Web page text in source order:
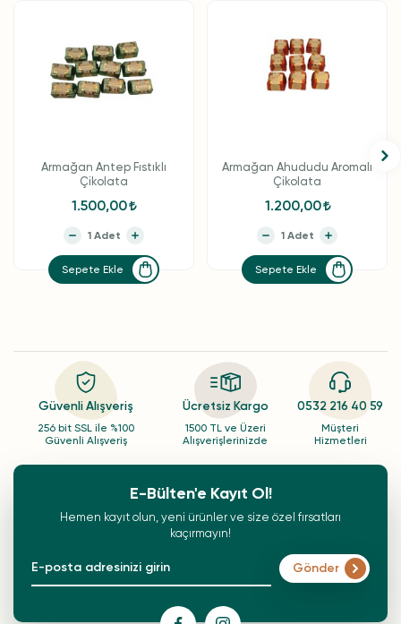
Armağan Antep Fıstıklı
Çikolata
1.500,00
Sepete Ekle
Armağan Ahududu Aromalı
Çikolata
1.200,00
Sepete Ekle
Güvenli Alışveriş
256 bit SSL ile %100
Güvenli Alışveriş
Ücretsiz Kargo
1500 TL ve Üzeri
Alışverişlerinizde
0532 216 40 59
Müşteri
Hizmetleri
E-Bülten'e Kayıt Ol!
Hemen kayıt olun, yeni ürünler ve size özel fırsatları
kaçırmayın!
Gönder